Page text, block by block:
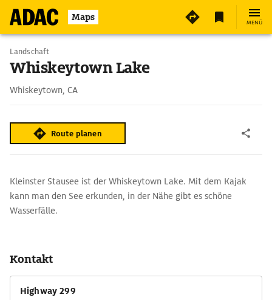
Maps MENÜ
Landschaft
Whiskeytown Lake
Whiskeytown, CA
Route planen
Kleinster Stausee ist der Whiskeytown Lake. Mit dem Kajak
kann man den See erkunden, in der Nähe gibt es schöne
Wasserfälle.
Kontakt
Highway 299